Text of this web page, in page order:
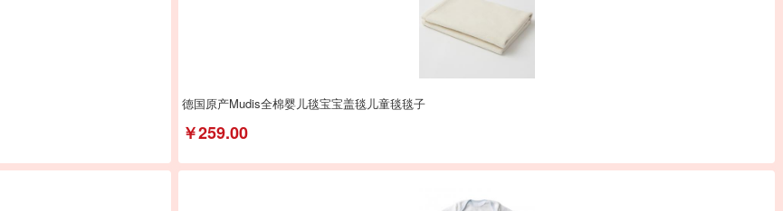
德国原产Mudis全棉婴儿毯宝宝盖毯儿童毯毯子
￥259.00